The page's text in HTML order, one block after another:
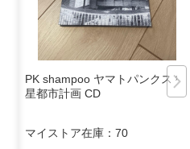
PK shampoo ヤマトパンクス 衛
星都市計画 CD
マイストア在庫： 70